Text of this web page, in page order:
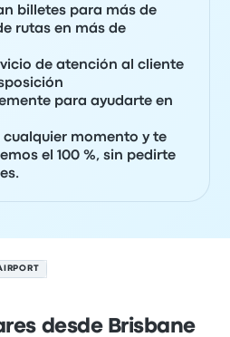
billetes para más de
rutas en más de
de atención al cliente
para ayudarte en
cualquier momento y te
el 100 %, sin pedirte
desde Brisbane